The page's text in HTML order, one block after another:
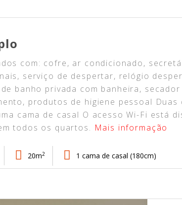
com: cofre, ar condicionado,
serviço de despertar, relógio
banho privada com banheira,
produtos de higiene pessoal Duas
cama de casal O acesso Wi-Fi está
todos os quartos. Mais informação
20m2 1 cama de casal (180cm)